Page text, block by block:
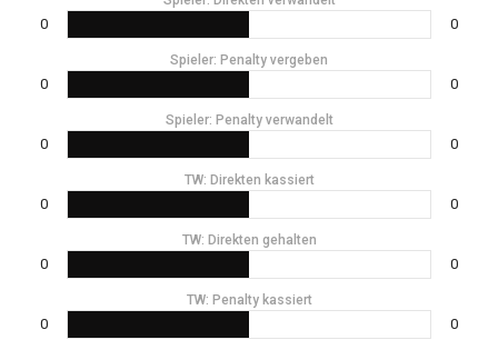
0 0
Spieler: Penalty vergeben
0 0
Spieler: Penalty verwandelt
0 0
TW: Direkten kassiert
0 0
TW: Direkten gehalten
0 0
TW: Penalty kassiert
0 0